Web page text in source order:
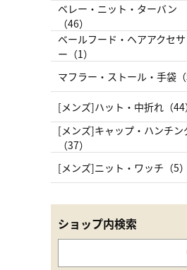
ベレー・ニット・ターバン
（46）
ベールフード・ヘアアクセサ
ー（1）
マフラー・ストール・手袋
[メンズ]ハット・中折れ（44
[メンズ]キャップ・ハンチン
（37）
[メンズ]ニット・ワッチ（5）
ショップ内検索